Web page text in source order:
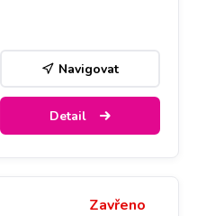
Navigovat
Detail
Zavřeno